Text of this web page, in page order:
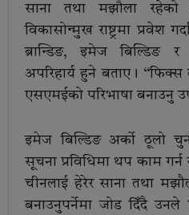
साना तथा मझौला
विकासोन्मुख राष्ट्रमा प्रवेश
ब्रान्डिङ, इमेज बिल्डिङ र
अपरिहार्य हुने बताए। “फिक्स
एसएमईको परिभाषा बनाउनु
इमेज बिल्डिङ अर्को ठूलो
सूचना प्रविधिमा थप काम
चीनलाई हेरेर साना तथा
बनाउनुपर्नेमा जोड दिँदै उनले